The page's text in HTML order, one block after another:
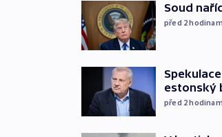
Soud
před 2
estonský
před 2